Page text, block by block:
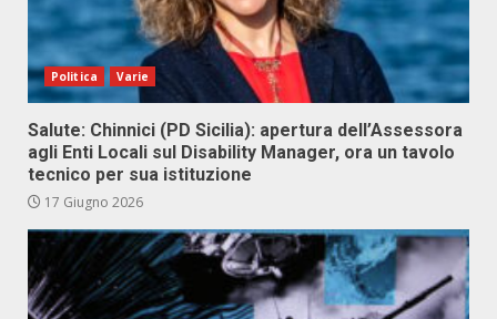
Politica Varie
Salute: Chinnici (PD Sicilia): apertura dell’Assessora
agli Enti Locali sul Disability Manager, ora un tavolo
tecnico per sua istituzione
17 Giugno 2026